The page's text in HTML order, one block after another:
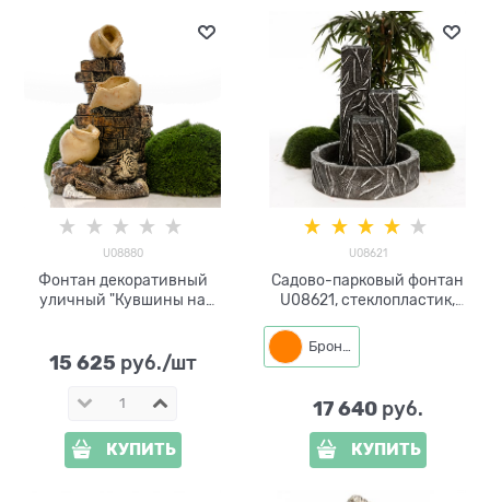
U08880
Фонтан декоративный
уличный "Кувшины на
15 625 руб./шт
КУПИТЬ
U08621
Садово-парковый фонтан
U08621, стеклопластик,
Бронза
17 640 руб.
КУПИТЬ